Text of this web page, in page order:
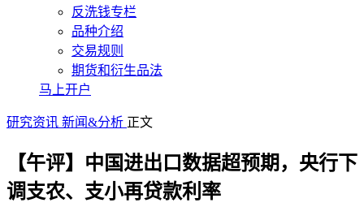
反洗钱专栏
品种介绍
交易规则
期货和衍生品法
马上开户
研究资讯 新闻&分析 正文
【午评】中国进出口数据超预期，央行下
调支农、支小再贷款利率